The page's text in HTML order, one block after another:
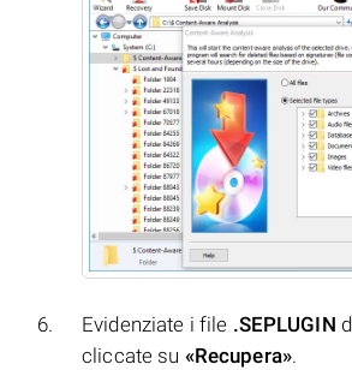
Evidenziate i file .SEPLUGIN
cliccate su «Recupera».